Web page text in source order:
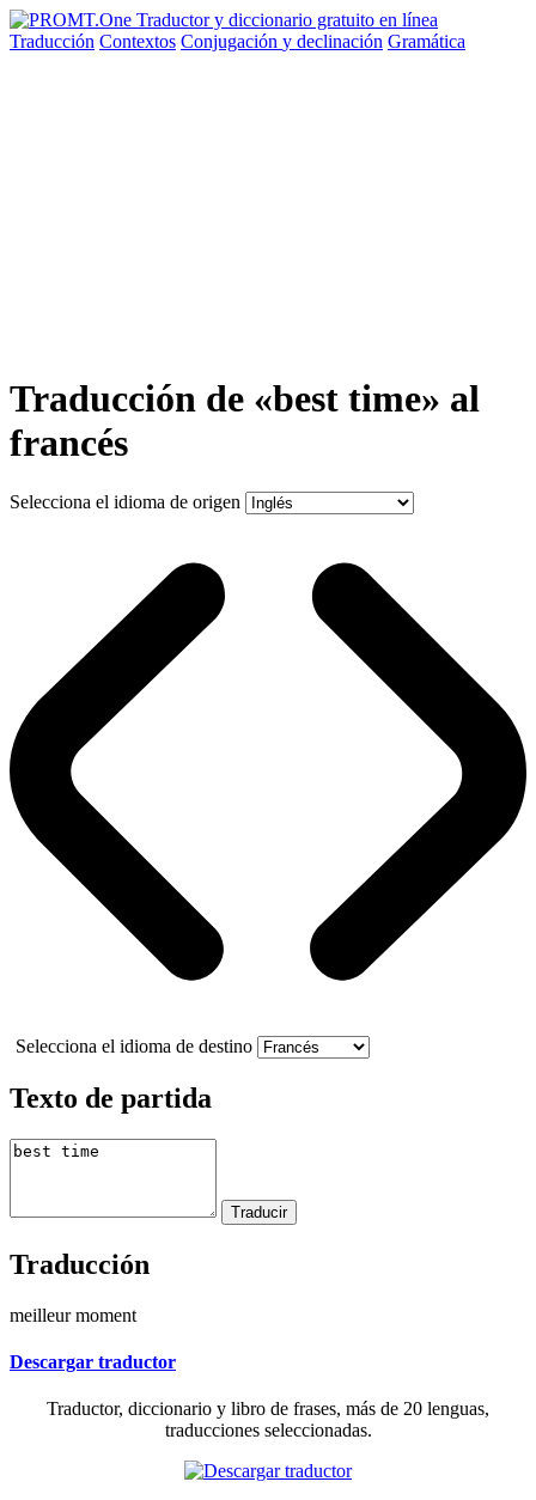
Traducción Contextos Conjugación y declinación Gramática
Traducción de «best time» al
francés
Selecciona el idioma de origen
Selecciona el idioma de destino
Texto de partida
Traducción
meilleur moment
Descargar traductor
Traductor, diccionario y libro de frases, más de 20 lenguas,
traducciones seleccionadas.